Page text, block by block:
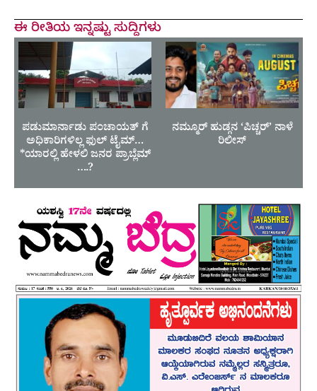
ಈ ರೀತಿಯ ಇನ್ನಷ್ಟು ಸುದ್ದಿಗಳು
ಪಡುಮಾರ್ನಾಡು ಪಂಚಾಯತ್ ಗೆ
ಅಧಿಕಾರಿಗಳಿಲ್ಲ ಫುಲ್ ಟೈಮ್…
*ಯಾರಲ್ಲಿ ಹೇಳಲಿ ಜನರ ಪ್ರಾಬ್ಲೆಮ್
….?
ನಮ್ಮೂರ್ ಹುಡ್ಗನ ‘ಪಿಚ್ಚರ್’ ನಾಳೆ
ರಿಲೀಸ್